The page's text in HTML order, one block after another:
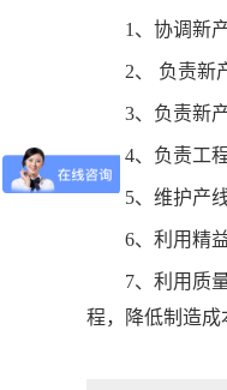
1、协调新
2、 负责新
3、负责新
4、负责工
5、维护产
6、利用精
7、利用质
程，降低制造成